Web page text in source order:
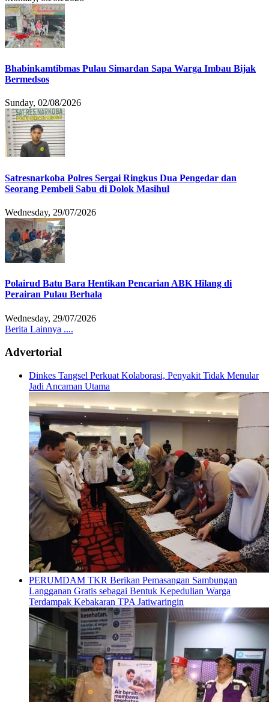
Bhabinkamtibmas Pulau Simardan Sapa Warga Imbau Bijak
Bermedsos
Sunday, 02/08/2026
Satresnarkoba Polres Sergai Ringkus Dua Pengedar dan
Seorang Pembeli Sabu di Dolok Masihul
Wednesday, 29/07/2026
Polairud Batu Bara Hentikan Pencarian ABK Hilang di
Perairan Pulau Berhala
Wednesday, 29/07/2026
Berita Lainnya ....
Advertorial
Dinkes Tangsel Perkuat Kolaborasi, Penyakit Tidak Menular
Jadi Ancaman Utama
PERUMDAM TKR Berikan Pemasangan Sambungan
Langganan Gratis sebagai Bentuk Kepedulian Warga
Terdampak Kebakaran TPA Jatiwaringin